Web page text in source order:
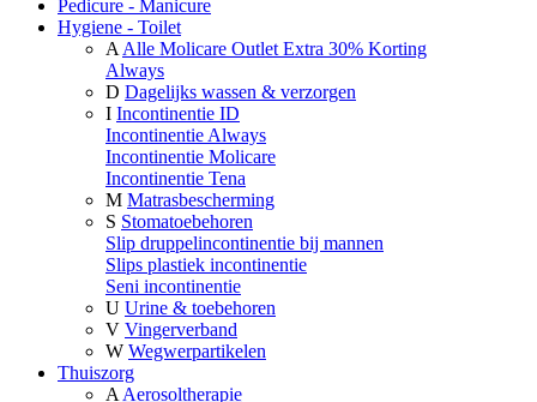
Pedicure - Manicure
Hygiene - Toilet
A Alle Molicare Outlet Extra 30% Korting
Always
D Dagelijks wassen & verzorgen
I Incontinentie ID
Incontinentie Always
Incontinentie Molicare
Incontinentie Tena
M Matrasbescherming
S Stomatoebehoren
Slip druppelincontinentie bij mannen
Slips plastiek incontinentie
Seni incontinentie
U Urine & toebehoren
V Vingerverband
W Wegwerpartikelen
Thuiszorg
A Aerosoltherapie